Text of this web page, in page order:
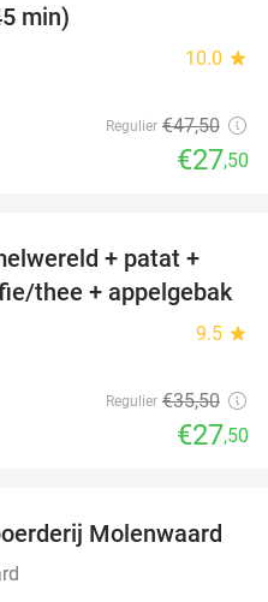
min)
10.0 star
Regulier €47,50
€27,50
23%
+ patat +
thee + appelgebak
9.5 star
Regulier €35,50
€27,50
27%
Molenwaard